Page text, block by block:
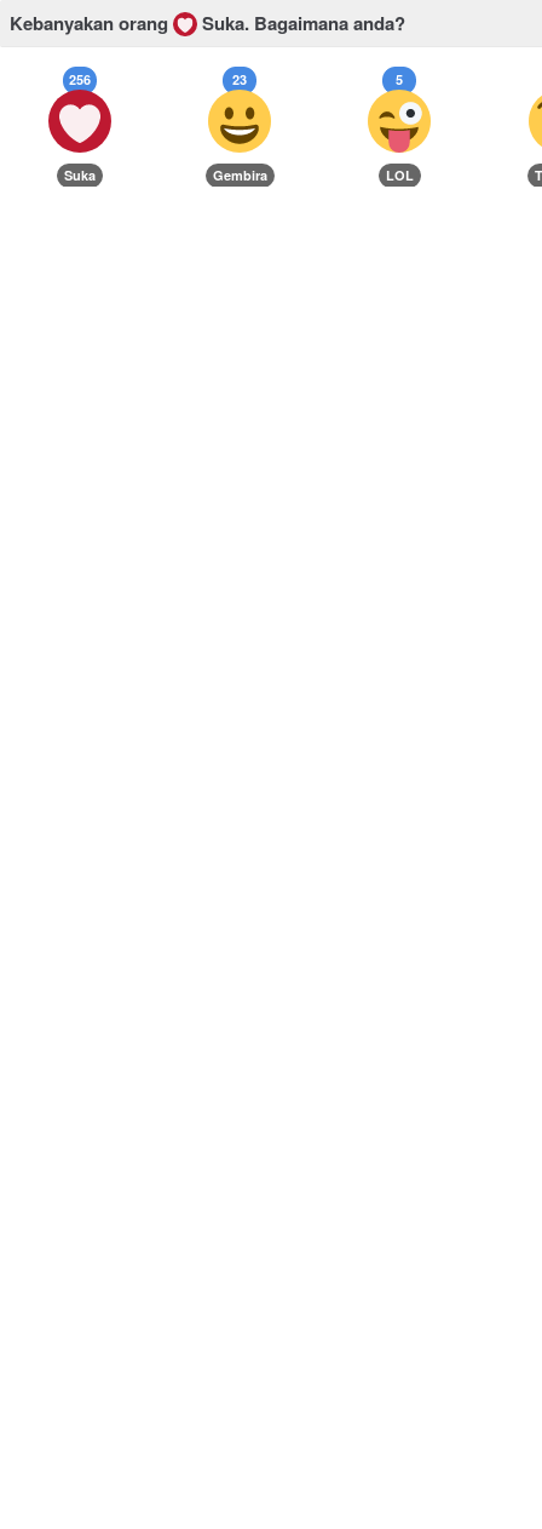
Kebanyakan orang Suka. Bagaimana anda?
256
Suka
23
Gembira
5
LOL